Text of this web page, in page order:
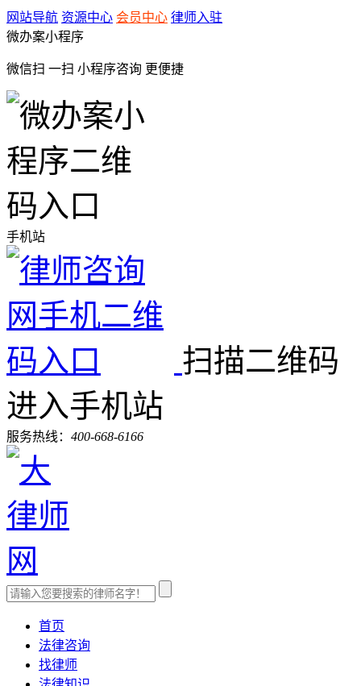
网站导航 资源中心 会员中心 律师入驻
微办案小程序
微信扫 一扫 小程序咨询 更便捷
手机站
扫描二维码
进入手机站
服务热线： 400-668-6166
首页
法律咨询
找律师